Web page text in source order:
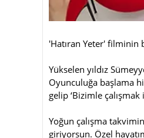
'Hatıran Yeter' filminin
Yükselen yıldız
Oyunculuğa başlama
gelip ‘Bizimle çalışmak
Yoğun çalışma
giriyorsun. Özel